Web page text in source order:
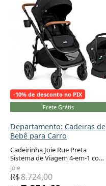
-10% de desconto no PIX
Frete Grátis
Departamento: Cadeiras de
Bebê para Carro
Cadeirinha Joie Rue Preta
Sistema de Viagem 4-em-1 com
Base e Carrinho 1,8 a 13,6 kg
Joie
R$8.724,00
Adicionar ao carrinho